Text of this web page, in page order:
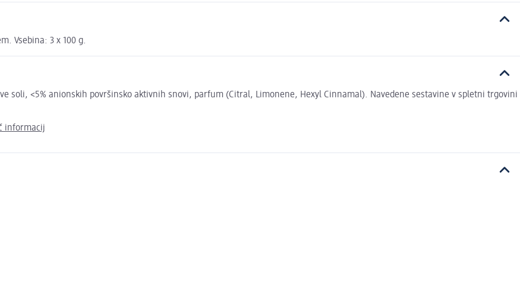
Vsebina: 3 x 100 g.
soli, <5% anionskih površinsko aktivnih snovi, parfum (Citral, Limonene, Hexyl Cinnamal). Navedene sestavine v spletni trgovini
informacij